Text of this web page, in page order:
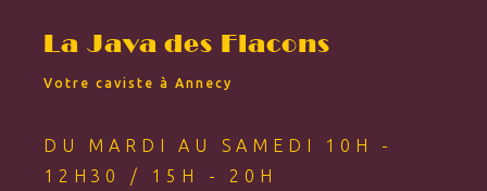
La Java des Flacons
Votre caviste à Annecy
DU MARDI AU SAMEDI 10H -
12H30 / 15H - 20H